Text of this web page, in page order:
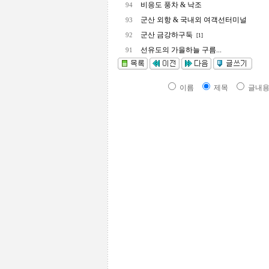
94 비응도 풍차 & 낙조
93 군산 외항 & 국내외 여객선터미널
92 군산 금강하구둑 [1]
91 선유도의 가을하늘 구름...
이름 제목 글